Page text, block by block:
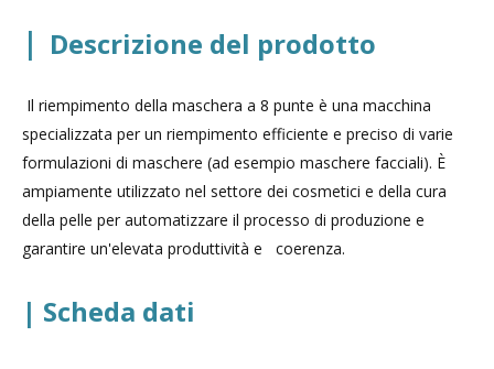
| Descrizione del prodotto
Il riempimento della maschera a 8 punte è una macchina
specializzata per un riempimento efficiente e preciso di varie
formulazioni di maschere (ad esempio maschere facciali). È
ampiamente utilizzato nel settore dei cosmetici e della cura
della pelle per automatizzare il processo di produzione e
garantire un'elevata produttività e coerenza.
| Scheda dati